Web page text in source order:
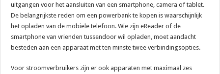
uitgangen voor het aansluiten van een smartphone, camera of tablet.
De belangrijkste reden om een powerbank te kopen is waarschijnlijk
het opladen van de mobiele telefoon. Wie zijn eReader of de
smartphone van vrienden tussendoor wil opladen, moet aandacht
besteden aan een apparaat met ten minste twee verbindingsopties.
Voor stroomverbruikers zijn er ook apparaten met maximaal zes